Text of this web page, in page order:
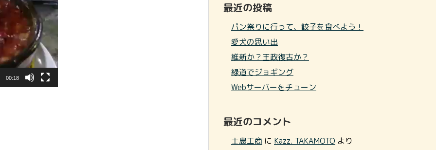
00:18
最近の投稿
パン祭りに行って、餃子を食べよう！
愛犬の思い出
維新か？王政復古か？
緑道でジョギング
Webサーバーをチューン
最近のコメント
士農工商 に Kazz. TAKAMOTO より